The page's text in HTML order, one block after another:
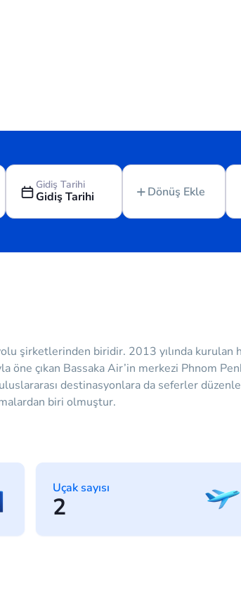
Gidiş Tarihi
Gidiş Tarihi Dönüş Ekle
şirketlerinden biridir. 2013 yılında kurulan
çıkan Bassaka Air’in merkezi Phnom
destinasyonlara da seferler
biri olmuştur.
Uçak sayısı
2